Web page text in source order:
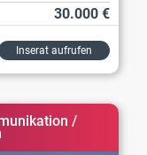
30.000 €
Inserat aufrufen
/